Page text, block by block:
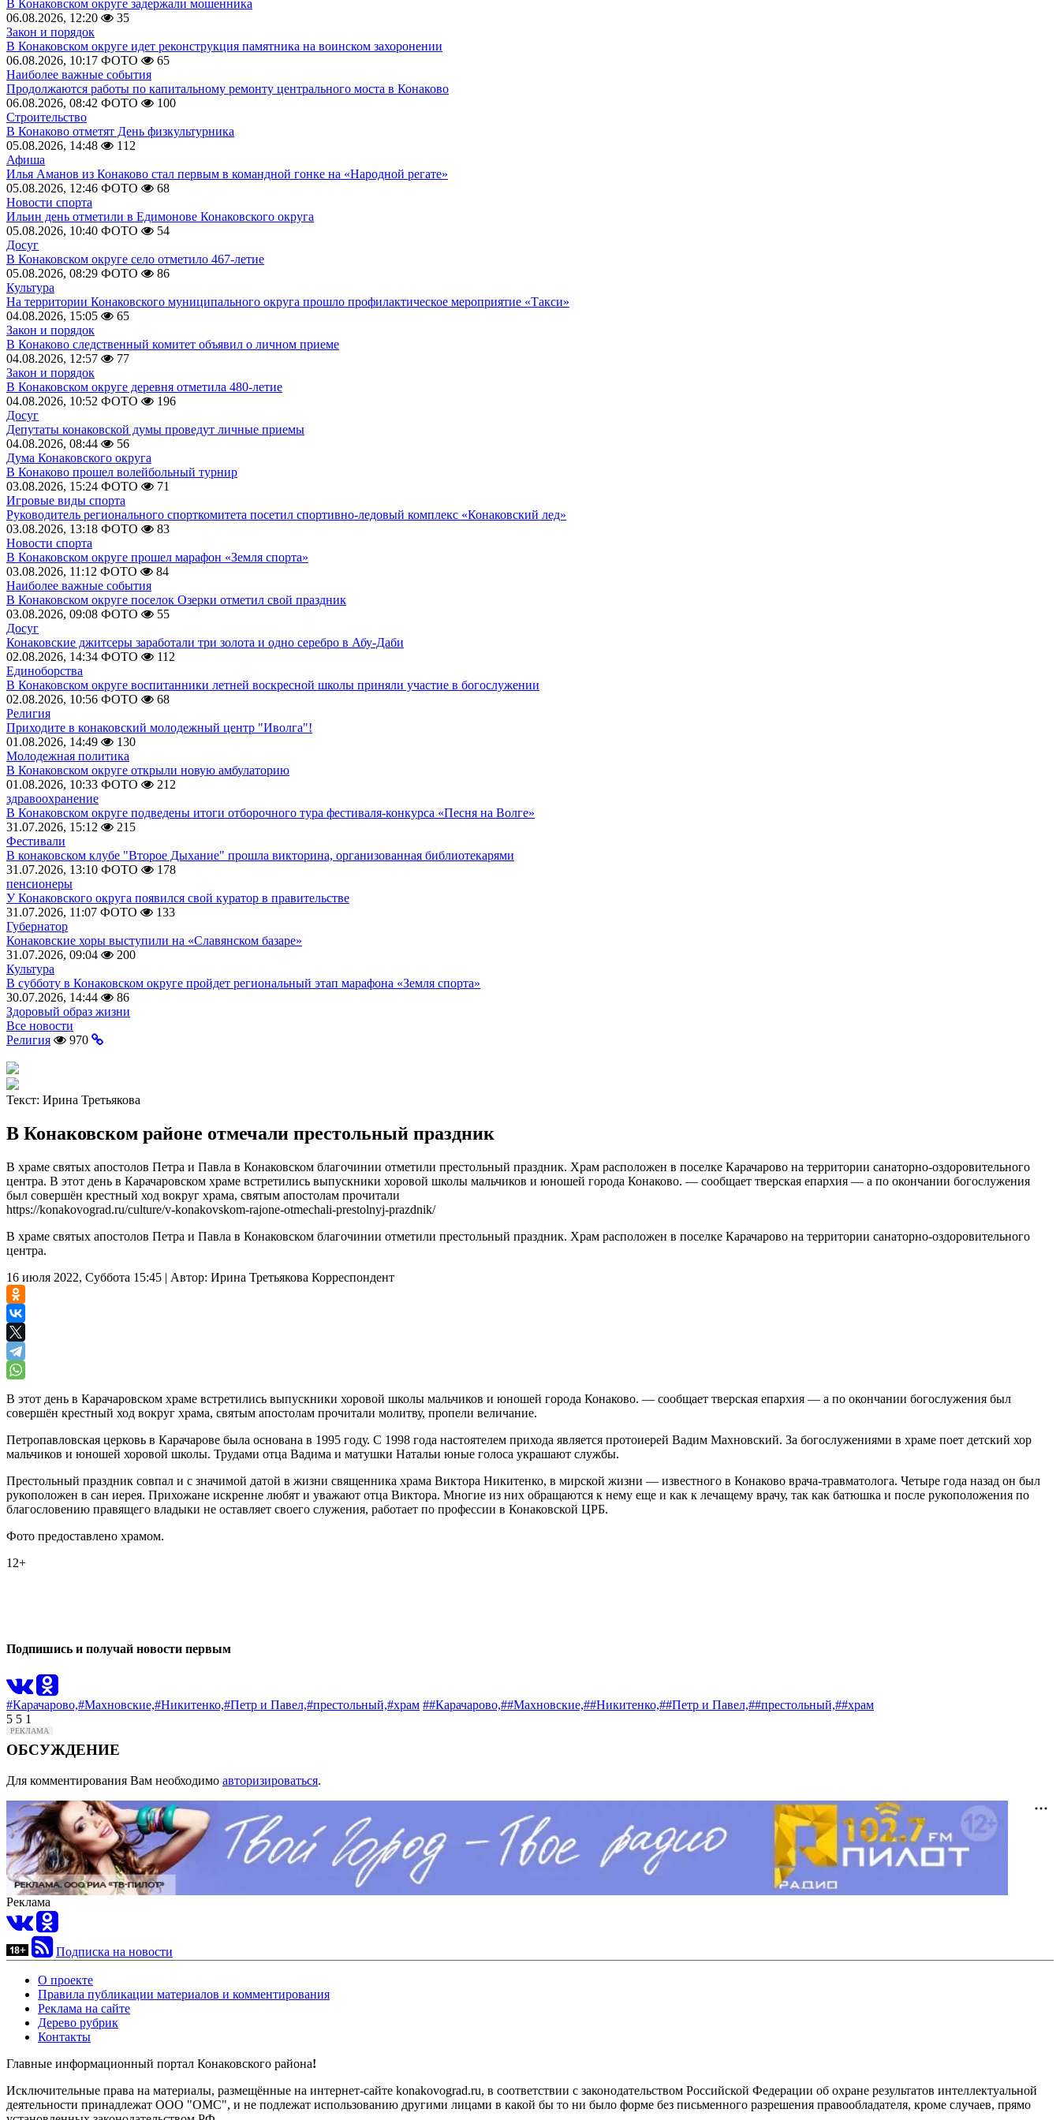
В Конаковском округе задержали мошенника
06.08.2026, 12:20
35
Закон и порядок
В Конаковском округе идет реконструкция памятника на воинском захоронении
06.08.2026, 10:17 ФОТО
65
Наиболее важные события
Продолжаются работы по капитальному ремонту центрального моста в Конаково
06.08.2026, 08:42 ФОТО
100
Строительство
В Конаково отметят День физкультурника
05.08.2026, 14:48
112
Афиша
Илья Аманов из Конаково стал первым в командной гонке на «Народной регате»
05.08.2026, 12:46 ФОТО
68
Новости спорта
Ильин день отметили в Едимонове Конаковского округа
05.08.2026, 10:40 ФОТО
54
Досуг
В Конаковском округе село отметило 467-летие
05.08.2026, 08:29 ФОТО
86
Культура
На территории Конаковского муниципального округа прошло профилактическое мероприятие «Такси»
04.08.2026, 15:05
65
Закон и порядок
В Конаково следственный комитет объявил о личном приеме
04.08.2026, 12:57
77
Закон и порядок
В Конаковском округе деревня отметила 480-летие
04.08.2026, 10:52 ФОТО
196
Досуг
Депутаты конаковской думы проведут личные приемы
04.08.2026, 08:44
56
Дума Конаковского округа
В Конаково прошел волейбольный турнир
03.08.2026, 15:24 ФОТО
71
Игровые виды спорта
Руководитель регионального спорткомитета посетил спортивно-ледовый комплекс «Конаковский лед»
03.08.2026, 13:18 ФОТО
83
Новости спорта
В Конаковском округе прошел марафон «Земля спорта»
03.08.2026, 11:12 ФОТО
84
Наиболее важные события
В Конаковском округе поселок Озерки отметил свой праздник
03.08.2026, 09:08 ФОТО
55
Досуг
Конаковские джитсеры заработали три золота и одно серебро в Абу-Даби
02.08.2026, 14:34 ФОТО
112
Единоборства
В Конаковском округе воспитанники летней воскресной школы приняли участие в богослужении
02.08.2026, 10:56 ФОТО
68
Религия
Приходите в конаковский молодежный центр "Иволга"!
01.08.2026, 14:49
130
Молодежная политика
В Конаковском округе открыли новую амбулаторию
01.08.2026, 10:33 ФОТО
212
здравоохранение
В Конаковском округе подведены итоги отборочного тура фестиваля-конкурса «Песня на Волге»
31.07.2026, 15:12
215
Фестивали
В конаковском клубе "Второе Дыхание" прошла викторина, организованная библиотекарями
31.07.2026, 13:10 ФОТО
178
пенсионеры
У Конаковского округа появился свой куратор в правительстве
31.07.2026, 11:07 ФОТО
133
Губернатор
Конаковские хоры выступили на «Славянском базаре»
31.07.2026, 09:04
200
Культура
В субботу в Конаковском округе пройдет региональный этап марафона «Земля спорта»
30.07.2026, 14:44
86
Здоровый образ жизни
Все новости
Религия
970
Текст: Ирина Третьякова
В Конаковском районе отмечали престольный праздник
В храме святых апостолов Петра и Павла в Конаковском благочинии отметили престольный праздник. Храм расположен в поселке Карачарово на территории санаторно-оздоровительного
центра. В этот день в Карачаровском храме встретились выпускники хоровой школы мальчиков и юношей города Конаково. — сообщает тверская епархия — а по окончании богослужения
был совершён крестный ход вокруг храма, святым апостолам прочитали
https://konakovograd.ru/culture/v-konakovskom-rajone-otmechali-prestolnyj-prazdnik/
В храме святых апостолов Петра и Павла в Конаковском благочинии отметили престольный праздник. Храм расположен в поселке Карачарово на территории санаторно-оздоровительного
центра.
16 июля 2022, Суббота 15:45 | Автор: Ирина Третьякова Корреспондент
В этот день в Карачаровском храме встретились выпускники хоровой школы мальчиков и юношей города Конаково. — сообщает тверская епархия — а по окончании богослужения был
совершён крестный ход вокруг храма, святым апостолам прочитали молитву, пропели величание.
Петропавловская церковь в Карачарове была основана в 1995 году. С 1998 года настоятелем прихода является протоиерей Вадим Махновский. За богослужениями в храме поет детский хор
мальчиков и юношей хоровой школы. Трудами отца Вадима и матушки Натальи юные голоса украшают службы.
Престольный праздник совпал и с значимой датой в жизни священника храма Виктора Никитенко, в мирской жизни — известного в Конаково врача-травматолога. Четыре года назад он был
рукоположен в сан иерея. Прихожане искренне любят и уважают отца Виктора. Многие из них обращаются к нему еще и как к лечащему врачу, так как батюшка и после рукоположения по
благословению правящего владыки не оставляет своего служения, работает по профессии в Конаковской ЦРБ.
Фото предоставлено храмом.
12+
Подпишись и получай новости первым
#Карачарово,#Махновские,#Никитенко,#Петр и Павел,#престольный,#храм ##Карачарово,##Махновские,##Никитенко,##Петр и Павел,##престольный,##храм
5 5 1
ОБСУЖДЕНИЕ
Для комментирования Вам необходимо авторизироваться.
Реклама
Подписка на новости
О проекте
Правила публикации материалов и комментирования
Реклама на сайте
Дерево рубрик
Контакты
Главные информационный портал Конаковского района!
Исключительные права на материалы, размещённые на интернет-сайте konakovograd.ru, в соответствии с законодательством Российской Федерации об охране результатов интеллектуальной
деятельности принадлежат ООО "ОМС", и не подлежат использованию другими лицами в какой бы то ни было форме без письменного разрешения правообладателя, кроме случаев, прямо